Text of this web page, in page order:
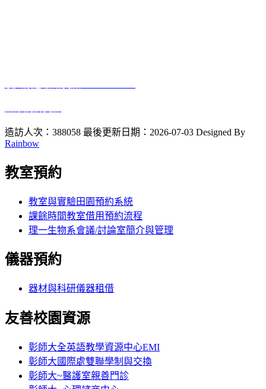
造訪人次：388058 最後更新日期：2026-07-03 Designed By
Rainbow
教室預約
教室與實驗田園預約系統
課餘時間教室借用預約流程
理一生物系會議/討論室簡介與管理
儀器預約
器材與科研儀器租借
友善校園資源
彰師大全英語教學資源中心EMI
彰師大國際處雙聯學制與交換
彰師大~醫護室親善門診